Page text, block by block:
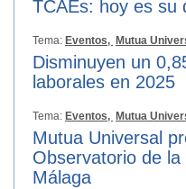
TCAEs: hoy es su
Tema: Eventos, Mutua
Disminuyen un
laborales en 2025
Tema: Eventos, Mutua
Mutua Universal
Observatorio de
Málaga